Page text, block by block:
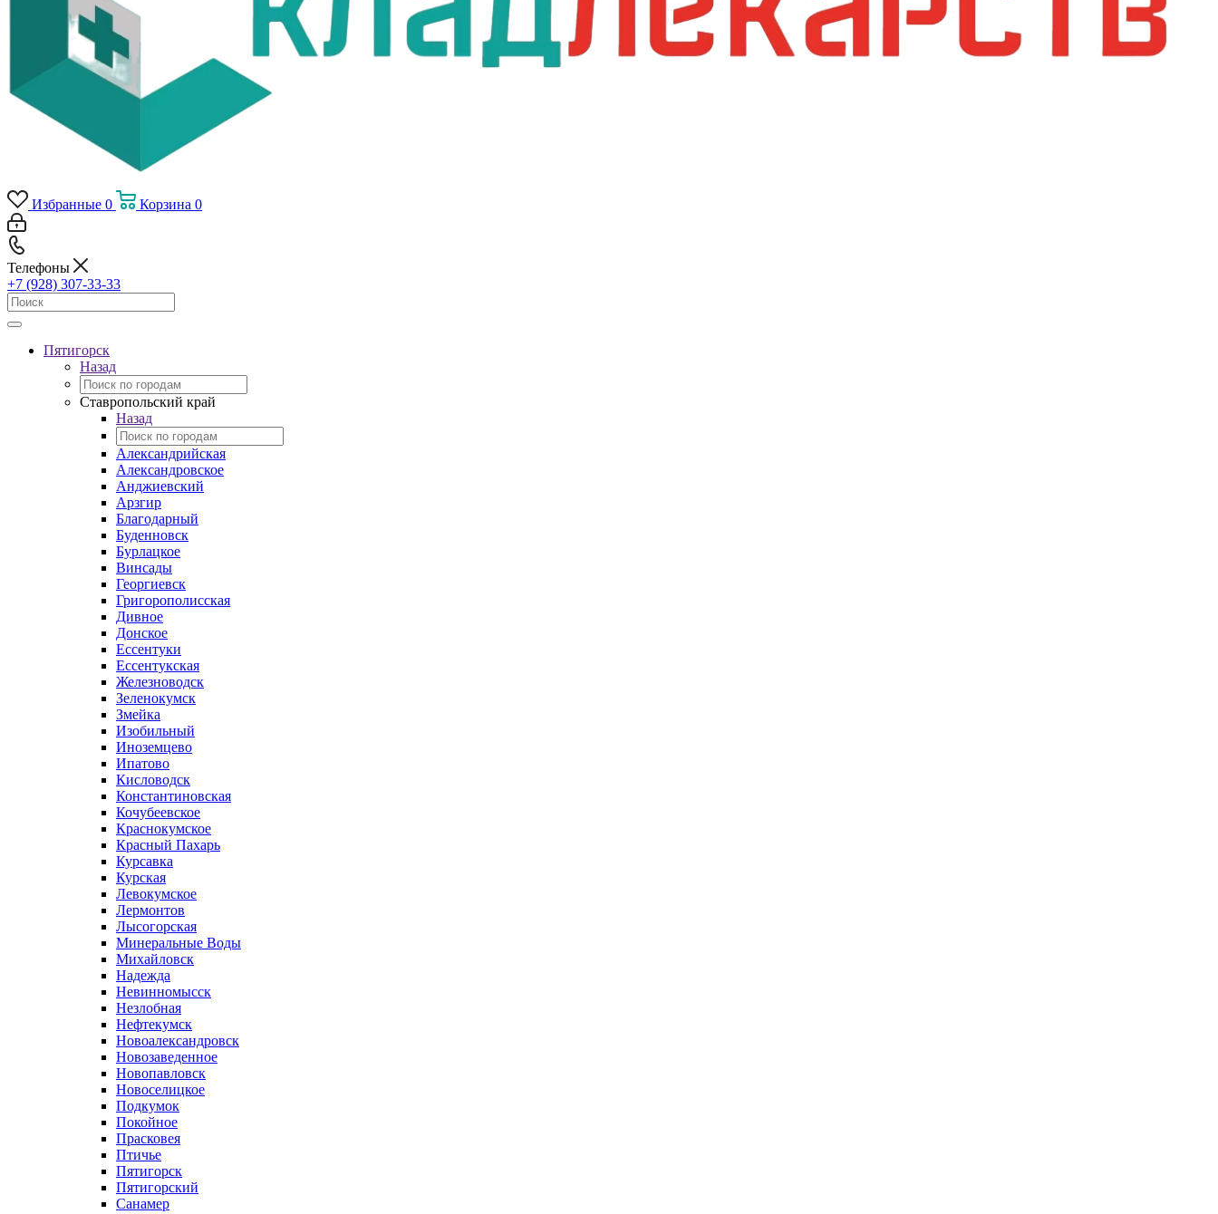
Избранные 0 Корзина 0
Телефоны
+7 (928) 307-33-33
Пятигорск
Назад
Ставропольский край
Назад
Александрийская
Александровское
Анджиевский
Арзгир
Благодарный
Буденновск
Бурлацкое
Винсады
Георгиевск
Григорополисская
Дивное
Донское
Ессентуки
Ессентукская
Железноводск
Зеленокумск
Змейка
Изобильный
Иноземцево
Ипатово
Кисловодск
Константиновская
Кочубеевское
Краснокумское
Красный Пахарь
Курсавка
Курская
Левокумское
Лермонтов
Лысогорская
Минеральные Воды
Михайловск
Надежда
Невинномысск
Незлобная
Нефтекумск
Новоалександровск
Новозаведенное
Новопавловск
Новоселицкое
Подкумок
Покойное
Прасковея
Птичье
Пятигорск
Пятигорский
Санамер